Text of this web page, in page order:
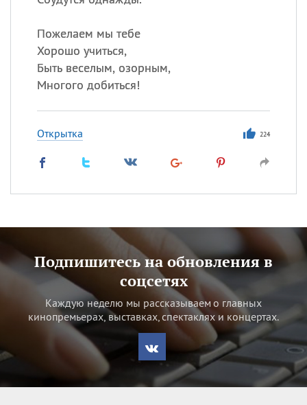
Пожелаем мы тебе
Хорошо учиться,
Быть веселым, озорным,
Многого добиться!
Открытка 224
Подпишитесь на обновления в
соцсетях
Каждую неделю мы рассказываем о главных
кинопремьерах, выставках, спектаклях и концертах.